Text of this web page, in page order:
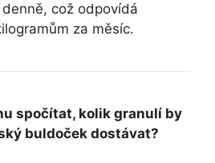
což odpovídá
za měsíc.
spočítat, kolik granulí by
buldoček dostávat?